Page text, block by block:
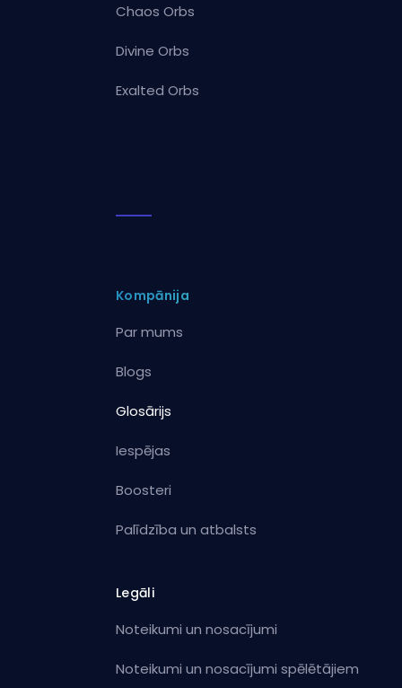
Chaos Orbs
Divine Orbs
Exalted Orbs
Kompānija
Par mums
Blogs
Glosārijs
Iespējas
Boosteri
Palīdzība un atbalsts
Legāli
Noteikumi un nosacījumi
Noteikumi un nosacījumi spēlētājiem